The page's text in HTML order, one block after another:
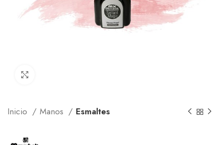
Inicio Manos Esmaltes